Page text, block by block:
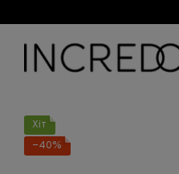
Хіт
−40%